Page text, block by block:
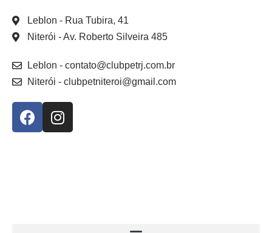
Leblon - Rua Tubira, 41
Niterói - Av. Roberto Silveira 485
Leblon - contato@clubpetrj.com.br
Niterói - clubpetniteroi@gmail.com